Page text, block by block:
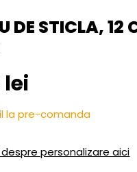
DE STICLA, 12
lei
la pre-comanda
personalizare aici